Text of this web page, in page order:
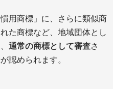
用商標」に、さらに類似商
た商標など、地域団体とし
通常の商標として審査さ
認められます。